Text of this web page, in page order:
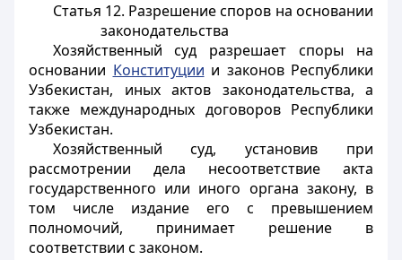
Статья 12. Разрешение споров на основании
законодательства
Хозяйственный суд разрешает споры на
основании Конституции и законов Республики
Узбекистан, иных актов законодательства, а
также международных договоров Республики
Узбекистан.
Хозяйственный суд, установив при
рассмотрении дела несоответствие акта
государственного или иного органа закону, в
том числе издание его с превышением
полномочий, принимает решение в
соответствии с законом.